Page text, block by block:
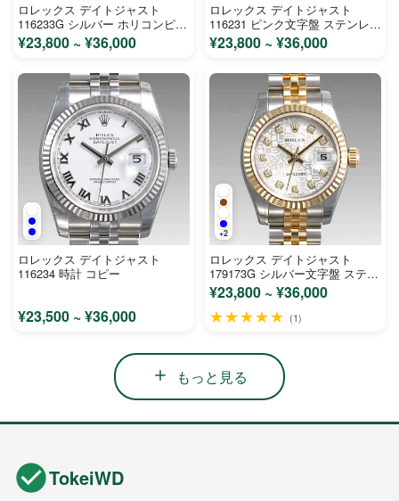
ロレックス デイトジャスト
116233G シルバー ホリコンピュ
ーター文字盤 ステンレス イエロ
ーゴールド メンズ 時計 コピー
¥23,800 ~ ¥36,000
ロレックス デイトジャスト
116231 ピンク文字盤 ステンレス
ピンクゴールド メンズ 時計 コ
ピー
¥23,800 ~ ¥36,000
ロレックス デイトジャスト
116234 時計 コピー
¥23,500 ~ ¥36,000
+2
ロレックス デイトジャスト
179173G シルバー文字盤 ステン
レス イエローゴールド レディー
ス 時計 コピー
¥23,800 ~ ¥36,000
★★★★★ (1)
もっと見る
TokeiWD